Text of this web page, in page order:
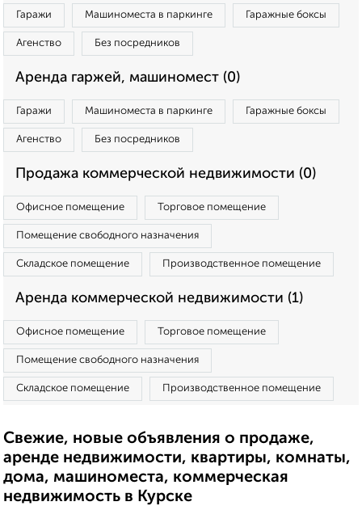
Гаражи Машиноместа в паркинге Гаражные боксы
Агенство Без посредников
Аренда гаржей, машиномест (0)
Гаражи Машиноместа в паркинге Гаражные боксы
Агенство Без посредников
Продажа коммерческой недвижимости (0)
Офисное помещение Торговое помещение
Помещение свободного назначения
Складское помещение Производственное помещение
Аренда коммерческой недвижимости (1)
Офисное помещение Торговое помещение
Помещение свободного назначения
Складское помещение Производственное помещение
Свежие, новые объявления о продаже,
аренде недвижимости, квартиры, комнаты,
дома, машиноместа, коммерческая
недвижимость в Курске